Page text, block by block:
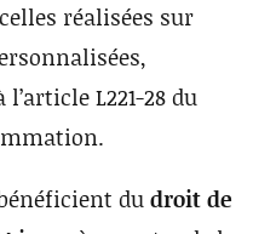
réalisées sur
L221-28 du
dudroit de